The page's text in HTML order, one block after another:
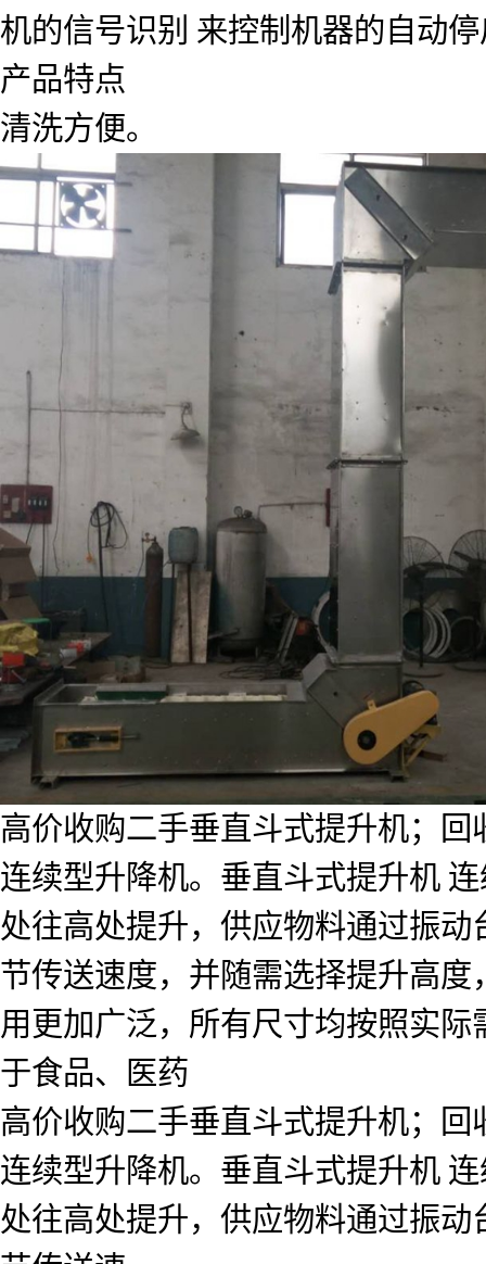
机的信号识别 来控制机器的自动
产品特点
清洗方便。
高价收购二手垂直斗式提升机；
连续型升降机。垂直斗式提升机
处往高处提升，供应物料通过振
节传送速度，并随需选择提升高
用更加广泛，所有尺寸均按照实
于食品、医药
高价收购二手垂直斗式提升机；
连续型升降机。垂直斗式提升机
处往高处提升，供应物料通过振